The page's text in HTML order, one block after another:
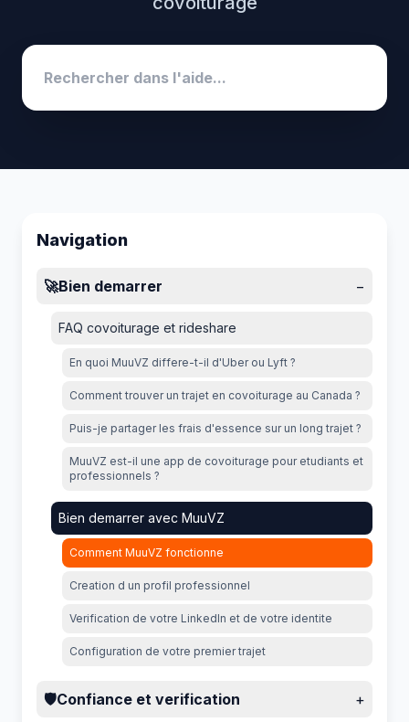
Navigation
🚀Bien demarrer −
FAQ covoiturage et rideshare
En quoi MuuVZ differe-t-il d'Uber ou Lyft ?
Comment trouver un trajet en covoiturage au Canada ?
Puis-je partager les frais d'essence sur un long trajet ?
MuuVZ est-il une app de covoiturage pour etudiants et
professionnels ?
Bien demarrer avec MuuVZ
Comment MuuVZ fonctionne
Creation d un profil professionnel
Verification de votre LinkedIn et de votre identite
Configuration de votre premier trajet
🛡️Confiance et verification +